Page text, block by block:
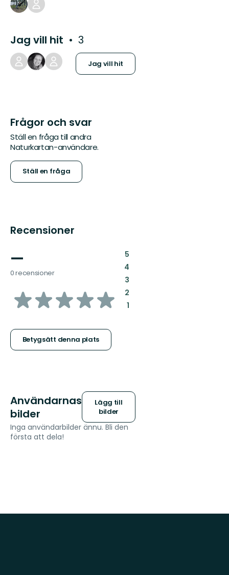
Jag vill hit 3
Jag vill hit
Frågor och svar
Ställ en fråga till andra
Naturkartan-användare.
Ställ en fråga
Recensioner
—
0 recensioner
av
stjärnor
Betygsätt denna plats
5:
4:
3:
2:
1:
Användarnas
bilder
Lägg till
bilder
Inga användarbilder ännu. Bli den
första att dela!